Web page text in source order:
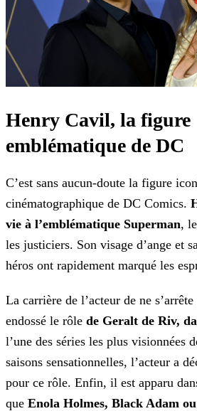
Henry Cavil, la figure
emblématique de DC
C’est sans aucun-doute la figure
cinématographique de DC Comics.
vie à l’emblématique Superman,
les justiciers. Son visage d’ange et
héros ont rapidement marqué les
La carrière de l’acteur de ne
endossé le rôle de Geralt de Riv,
l’une des séries les plus visionnées
saisons sensationnelles, l’acteur a
pour ce rôle. Enfin, il est apparu
que Enola Holmes, Black Adam